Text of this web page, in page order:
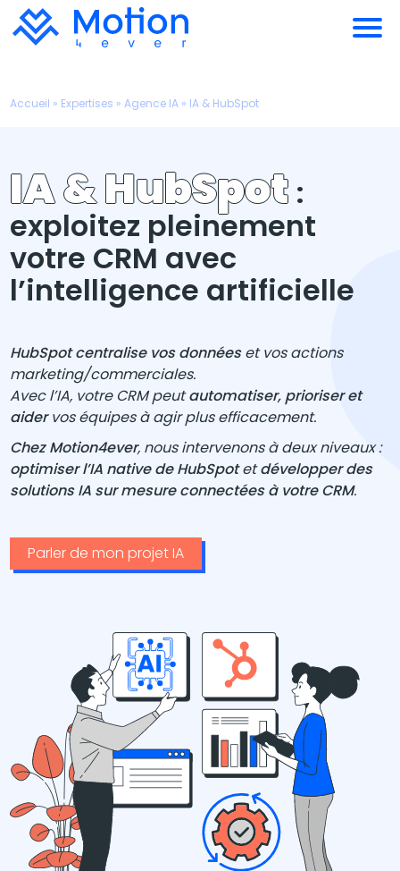
Accueil » Expertises »Agence IA » IA & HubSpot
IA & HubSpot :
exploitez pleinement
votre CRM avec
l’intelligence artificielle
HubSpotcentralise vos donnéeset vos actions
marketing/commerciales.
Avec l’IA, votre CRM peutautomatiser, prioriser et
aidervos équipes à agir plus efficacement.
Chez Motion4ever, nous intervenons à deux niveaux :
optimiser l’IA native de HubSpotetdévelopper des
solutions IA sur mesure connectées à votre CRM.
Parler de mon projet IA